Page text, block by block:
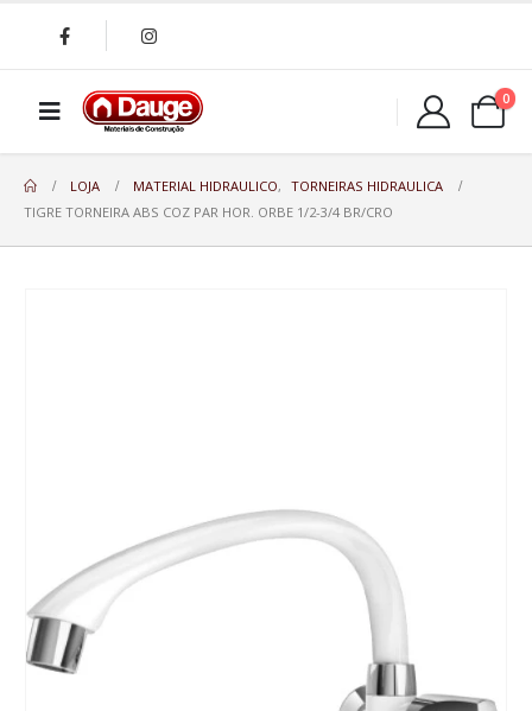
0
LOJA MATERIAL HIDRAULICO,
TORNEIRAS HIDRAULICA
TIGRE TORNEIRA ABS COZ PAR HOR. ORBE 1/2-3/4 BR/CRO